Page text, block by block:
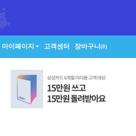
마이페이지 고객센터 장바구니(0)